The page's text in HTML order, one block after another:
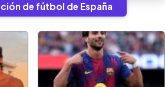
de fútbol de España